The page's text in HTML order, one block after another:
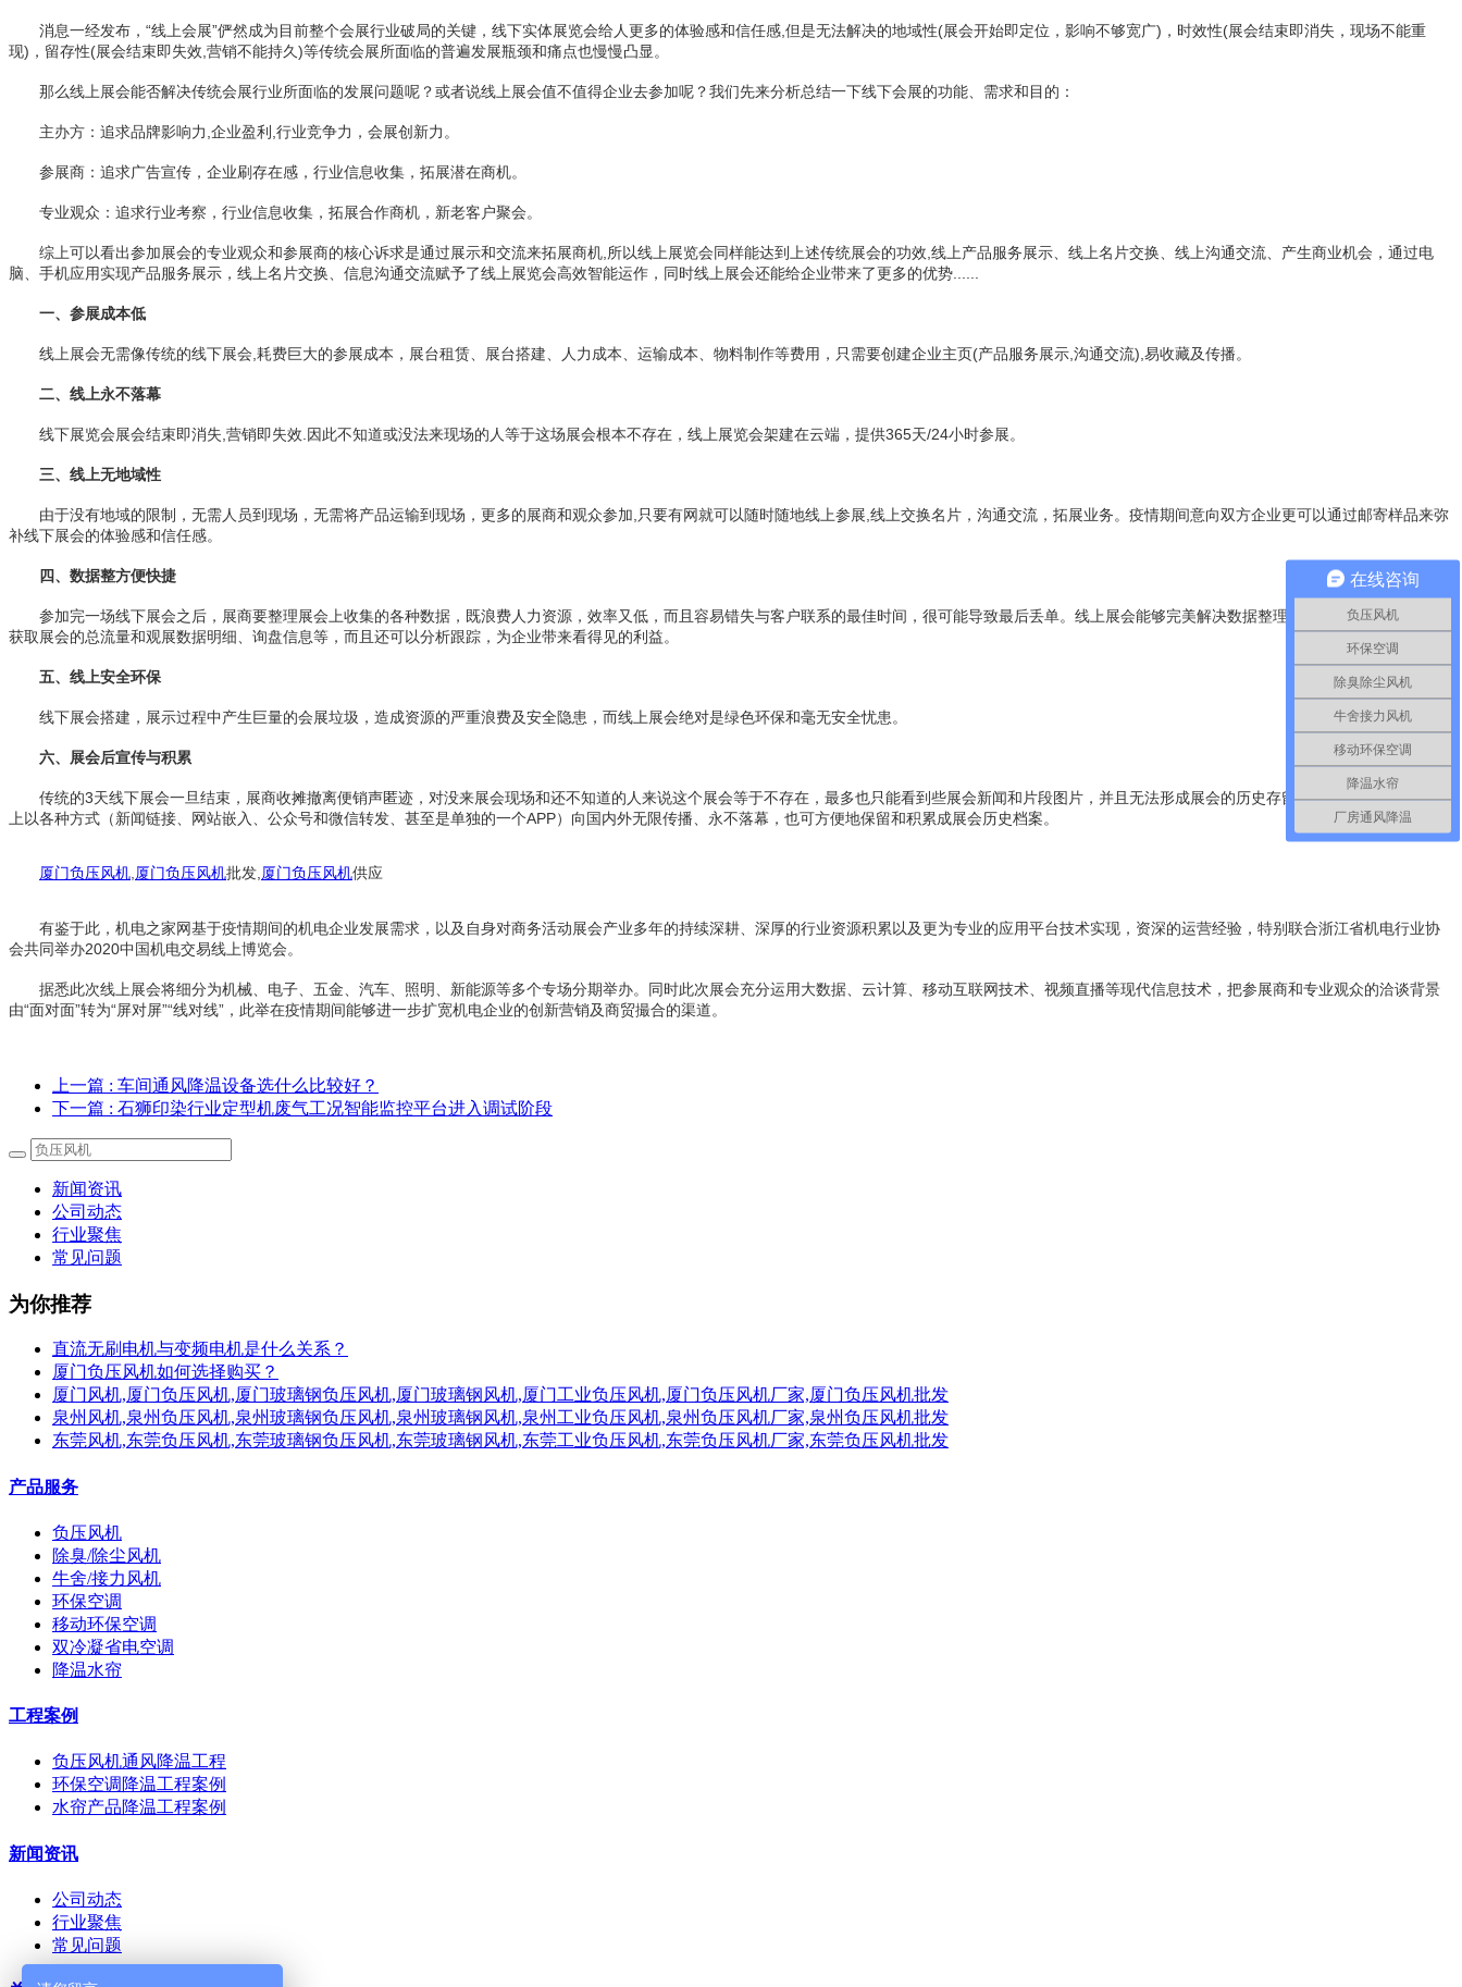
消息一经发布，“线上会展”俨然成为目前整个会展行业破局的关键，线下实体展览会给人更多的体验感和信任感,但是无法解决的地域性(展会开始即定位，影响不够宽广)，时效性(展会结束即消失，现场不能重
现)，留存性(展会结束即失效,营销不能持久)等传统会展所面临的普遍发展瓶颈和痛点也慢慢凸显。
那么线上展会能否解决传统会展行业所面临的发展问题呢？或者说线上展会值不值得企业去参加呢？我们先来分析总结一下线下会展的功能、需求和目的：
主办方：追求品牌影响力,企业盈利,行业竞争力，会展创新力。
参展商：追求广告宣传，企业刷存在感，行业信息收集，拓展潜在商机。
专业观众：追求行业考察，行业信息收集，拓展合作商机，新老客户聚会。
综上可以看出参加展会的专业观众和参展商的核心诉求是通过展示和交流来拓展商机,所以线上展览会同样能达到上述传统展会的功效,线上产品服务展示、线上名片交换、线上沟通交流、产生商业机会，通过电
脑、手机应用实现产品服务展示，线上名片交换、信息沟通交流赋予了线上展览会高效智能运作，同时线上展会还能给企业带来了更多的优势......
一、参展成本低
线上展会无需像传统的线下展会,耗费巨大的参展成本，展台租赁、展台搭建、人力成本、运输成本、物料制作等费用，只需要创建企业主页(产品服务展示,沟通交流),易收藏及传播。
二、线上永不落幕
线下展览会展会结束即消失,营销即失效.因此不知道或没法来现场的人等于这场展会根本不存在，线上展览会架建在云端，提供365天/24小时参展。
三、线上无地域性
由于没有地域的限制，无需人员到现场，无需将产品运输到现场，更多的展商和观众参加,只要有网就可以随时随地线上参展,线上交换名片，沟通交流，拓展业务。疫情期间意向双方企业更可以通过邮寄样品来弥
补线下展会的体验感和信任感。
四、数据整方便快捷
参加完一场线下展会之后，展商要整理展会上收集的各种数据，既浪费人力资源，效率又低，而且容易错失与客户联系的最佳时间，很可能导致最后丢单。线上展会能够完美解决数据整理的问题，不仅可以精准
获取展会的总流量和观展数据明细、询盘信息等，而且还可以分析跟踪，为企业带来看得见的利益。
五、线上安全环保
线下展会搭建，展示过程中产生巨量的会展垃圾，造成资源的严重浪费及安全隐患，而线上展会绝对是绿色环保和毫无安全忧患。
六、展会后宣传与积累
传统的3天线下展会一旦结束，展商收摊撤离便销声匿迹，对没来展会现场和还不知道的人来说这个展会等于不存在，最多也只能看到些展会新闻和片段图片，并且无法形成展会的历史存留。而线上展会可以在网
上以各种方式（新闻链接、网站嵌入、公众号和微信转发、甚至是单独的一个APP）向国内外无限传播、永不落幕，也可方便地保留和积累成展会历史档案。
厦门负压风机 厦门负压风机批发, 厦门负压风机供应
有鉴于此，机电之家网基于疫情期间的机电企业发展需求，以及自身对商务活动展会产业多年的持续深耕、深厚的行业资源积累以及更为专业的应用平台技术实现，资深的运营经验，特别联合浙江省机电行业协
会共同举办2020中国机电交易线上博览会。
据悉此次线上展会将细分为机械、电子、五金、汽车、照明、新能源等多个专场分期举办。同时此次展会充分运用大数据、云计算、移动互联网技术、视频直播等现代信息技术，把参展商和专业观众的洽谈背景
由“面对面”转为“屏对屏”“线对线”，此举在疫情期间能够进一步扩宽机电企业的创新营销及商贸撮合的渠道。
上一篇 : 车间通风降温设备选什么比较好？
下一篇 : 石狮印染行业定型机废气工况智能监控平台进入调试阶段
新闻资讯
公司动态
行业聚焦
常见问题
为你推荐
直流无刷电机与变频电机是什么关系？
厦门负压风机如何选择购买？
厦门风机,厦门负压风机,厦门玻璃钢负压风机,厦门玻璃钢风机,厦门工业负压风机,厦门负压风机厂家,厦门负压风机批发
泉州风机,泉州负压风机,泉州玻璃钢负压风机,泉州玻璃钢风机,泉州工业负压风机,泉州负压风机厂家,泉州负压风机批发
东莞风机,东莞负压风机,东莞玻璃钢负压风机,东莞玻璃钢风机,东莞工业负压风机,东莞负压风机厂家,东莞负压风机批发
产品服务
负压风机
除臭/除尘风机
牛舍/接力风机
环保空调
移动环保空调
双冷凝省电空调
降温水帘
工程案例
负压风机通风降温工程
环保空调降温工程案例
水帘产品降温工程案例
新闻资讯
公司动态
行业聚焦
常见问题
在线咨询
负压风机
环保空调
除臭除尘风机
牛舍接力风机
移动环保空调
降温水帘
厂房通风降温